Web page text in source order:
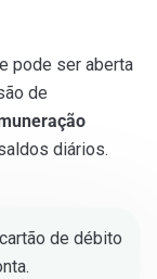
pode ser aberta
de
diários.
de débito